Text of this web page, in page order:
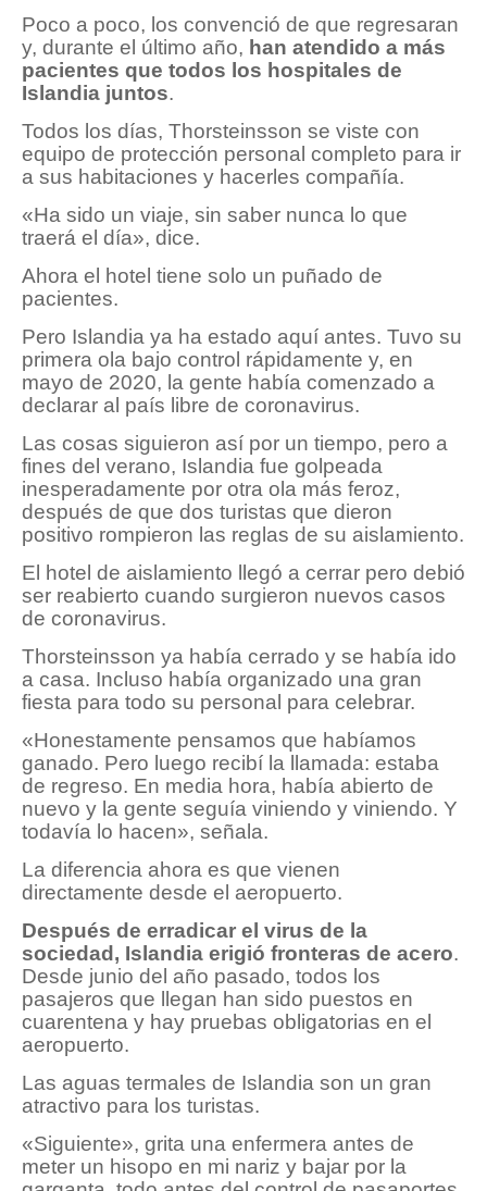
Poco a poco, los convenció de que regresaran
y, durante el último año, han atendido a más
pacientes que todos los hospitales de
Islandia juntos.
Todos los días, Thorsteinsson se viste con
equipo de protección personal completo para ir
a sus habitaciones y hacerles compañía.
«Ha sido un viaje, sin saber nunca lo que
traerá el día», dice.
Ahora el hotel tiene solo un puñado de
pacientes.
Pero Islandia ya ha estado aquí antes. Tuvo su
primera ola bajo control rápidamente y, en
mayo de 2020, la gente había comenzado a
declarar al país libre de coronavirus.
Las cosas siguieron así por un tiempo, pero a
fines del verano, Islandia fue golpeada
inesperadamente por otra ola más feroz,
después de que dos turistas que dieron
positivo rompieron las reglas de su aislamiento.
El hotel de aislamiento llegó a cerrar pero debió
ser reabierto cuando surgieron nuevos casos
de coronavirus.
Thorsteinsson ya había cerrado y se había ido
a casa. Incluso había organizado una gran
fiesta para todo su personal para celebrar.
«Honestamente pensamos que habíamos
ganado. Pero luego recibí la llamada: estaba
de regreso. En media hora, había abierto de
nuevo y la gente seguía viniendo y viniendo. Y
todavía lo hacen», señala.
La diferencia ahora es que vienen
directamente desde el aeropuerto.
Después de erradicar el virus de la
sociedad, Islandia erigió fronteras de acero.
Desde junio del año pasado, todos los
pasajeros que llegan han sido puestos en
cuarentena y hay pruebas obligatorias en el
aeropuerto.
Las aguas termales de Islandia son un gran
atractivo para los turistas.
«Siguiente», grita una enfermera antes de
meter un hisopo en mi nariz y bajar por la